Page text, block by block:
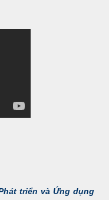
triển và Ứng dụng